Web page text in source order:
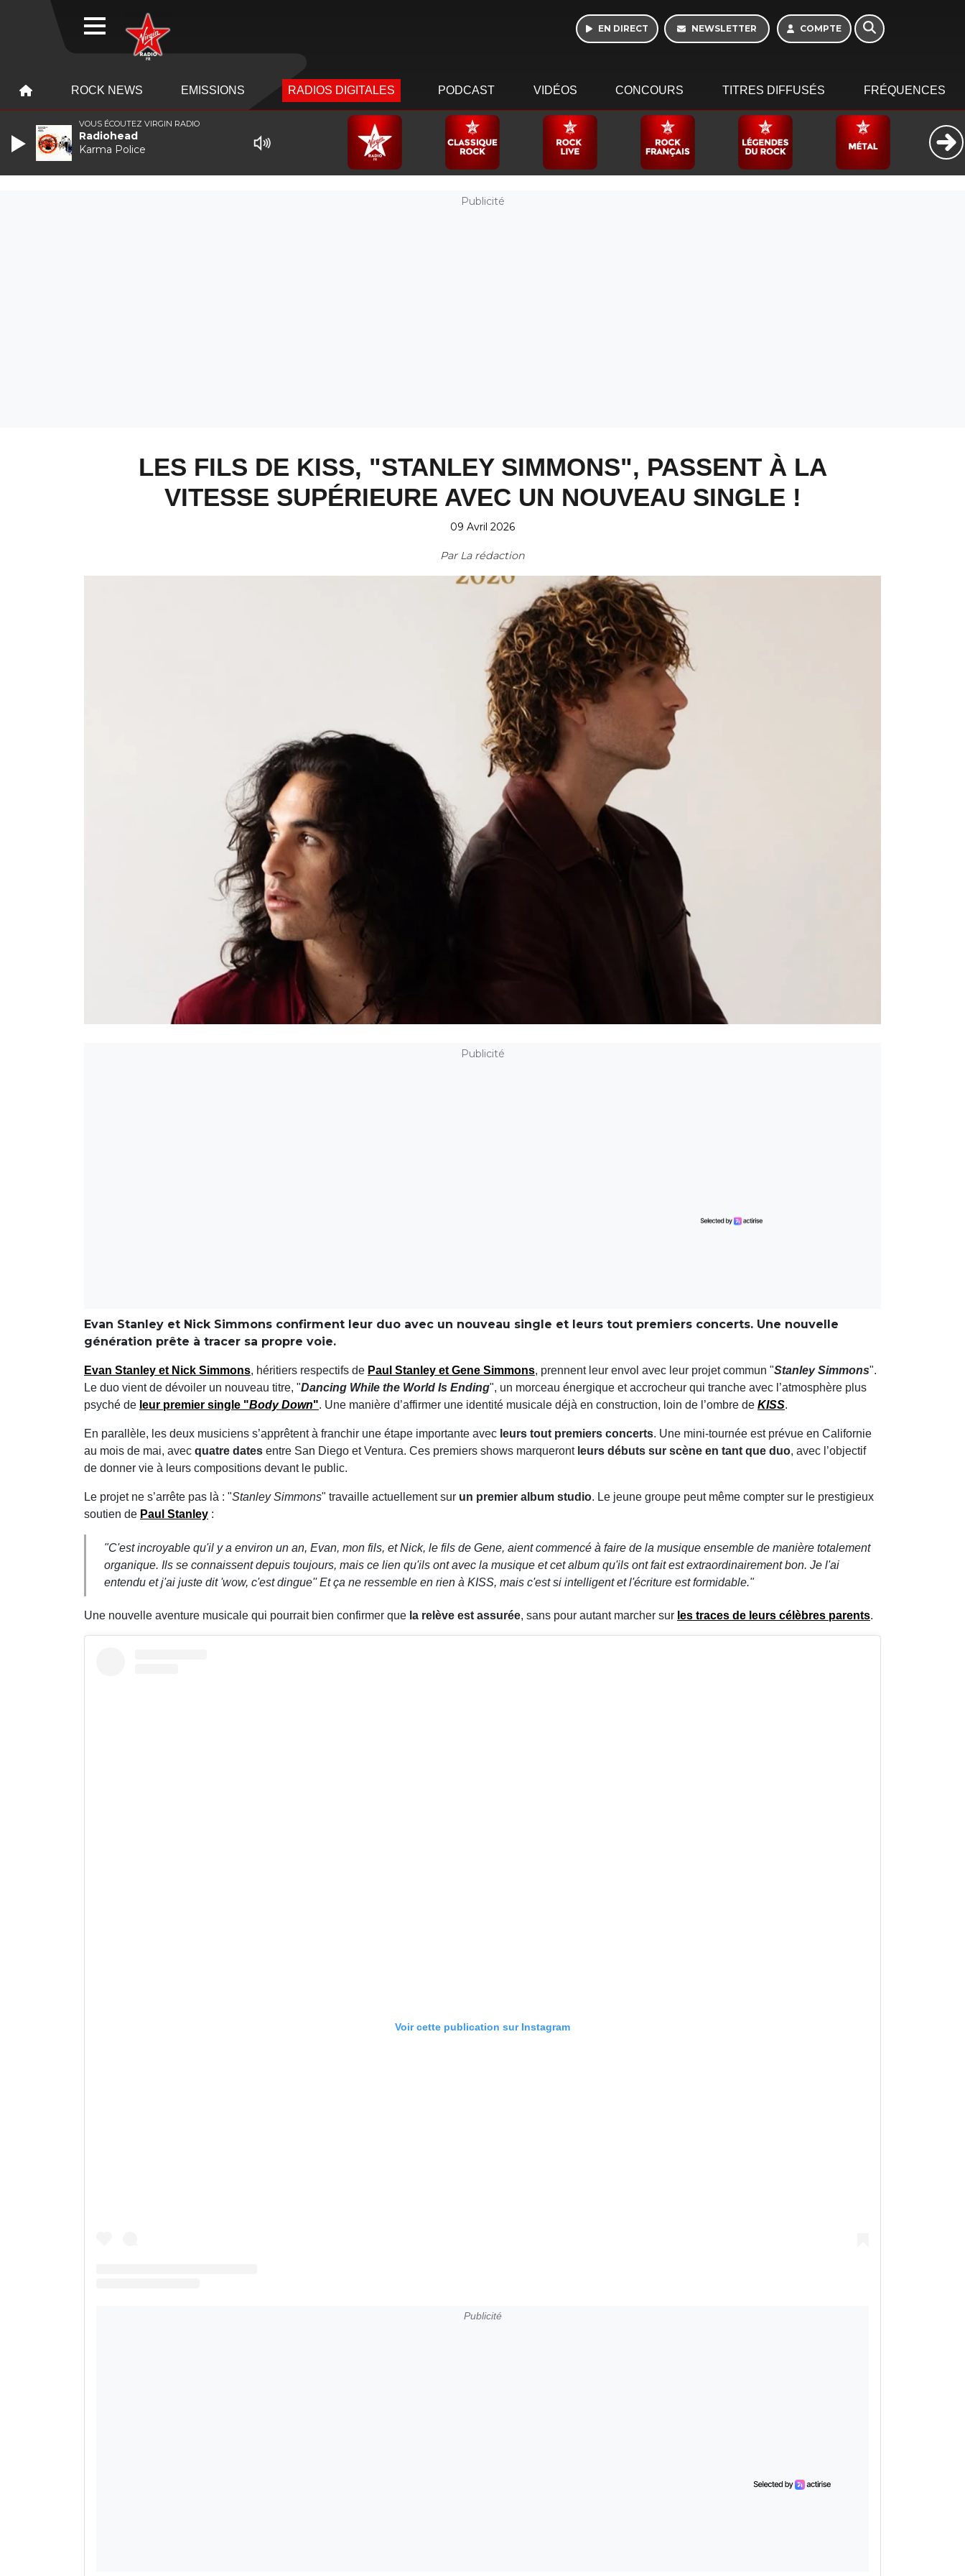
EN DIRECT NEWSLETTER COMPTE
ROCK NEWS EMISSIONS RADIOS DIGITALES PODCAST VIDÉOS CONCOURS TITRES DIFFUSÉS FRÉQUENCES
Publicité
LES FILS DE KISS, "STANLEY SIMMONS", PASSENT À LA
VITESSE SUPÉRIEURE AVEC UN NOUVEAU SINGLE !
09 Avril 2026
Par La rédaction
Publicité
Evan Stanley et Nick Simmons confirment leur duo avec un nouveau single et leurs tout premiers concerts. Une nouvelle
génération prête à tracer sa propre voie.
Evan Stanley et Nick Simmons, héritiers respectifs de Paul Stanley et Gene Simmons, prennent leur envol avec leur projet commun "Stanley Simmons".
Le duo vient de dévoiler un nouveau titre, "Dancing While the World Is Ending", un morceau énergique et accrocheur qui tranche avec l’atmosphère plus
psyché de leur premier single "Body Down". Une manière d’affirmer une identité musicale déjà en construction, loin de l’ombre de KISS.
En parallèle, les deux musiciens s’apprêtent à franchir une étape importante avec leurs tout premiers concerts. Une mini-tournée est prévue en Californie
au mois de mai, avec quatre dates entre San Diego et Ventura. Ces premiers shows marqueront leurs débuts sur scène en tant que duo, avec l’objectif
de donner vie à leurs compositions devant le public.
Le projet ne s’arrête pas là : "Stanley Simmons" travaille actuellement sur un premier album studio. Le jeune groupe peut même compter sur le prestigieux
soutien de Paul Stanley :
"C'est incroyable qu'il y a environ un an, Evan, mon fils, et Nick, le fils de Gene, aient commencé à faire de la musique ensemble de manière totalement
organique. Ils se connaissent depuis toujours, mais ce lien qu'ils ont avec la musique et cet album qu'ils ont fait est extraordinairement bon. Je l'ai
entendu et j'ai juste dit 'wow, c'est dingue'' Et ça ne ressemble en rien à KISS, mais c'est si intelligent et l'écriture est formidable."
Une nouvelle aventure musicale qui pourrait bien confirmer que la relève est assurée, sans pour autant marcher sur les traces de leurs célèbres parents.
Voir cette publication sur Instagram
Publicité
VOUS ÉCOUTEZ VIRGIN RADIO
Radiohead
Karma Police
WEBRADIO